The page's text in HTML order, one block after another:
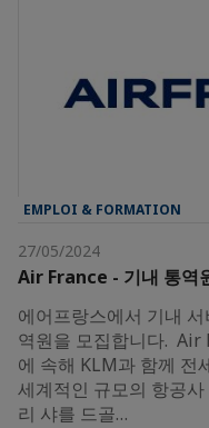
EMPLOI & FORMATION
27/05/2024
Air France - 기내 통역
에어프랑스에서 기내
역원을 모집합니다. Air
에 속해 KLM과 함께 전
세계적인 규모의 항공
리 샤를 드골…